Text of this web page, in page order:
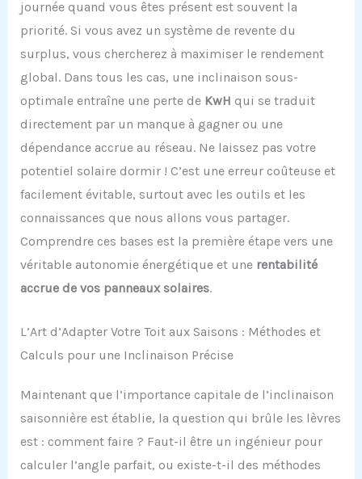
journée quand vous êtes présent est souvent la
priorité. Si vous avez un système de revente du
surplus, vous chercherez à maximiser le rendement
global. Dans tous les cas, une inclinaison sous-
optimale entraîne une perte de KwH qui se traduit
directement par un manque à gagner ou une
dépendance accrue au réseau. Ne laissez pas votre
potentiel solaire dormir ! C’est une erreur coûteuse et
facilement évitable, surtout avec les outils et les
connaissances que nous allons vous partager.
Comprendre ces bases est la première étape vers une
véritable autonomie énergétique et une rentabilité
accrue de vos panneaux solaires.
L’Art d’Adapter Votre Toit aux Saisons : Méthodes et
Calculs pour une Inclinaison Précise
Maintenant que l’importance capitale de l’inclinaison
saisonnière est établie, la question qui brûle les lèvres
est : comment faire ? Faut-il être un ingénieur pour
calculer l’angle parfait, ou existe-t-il des méthodes